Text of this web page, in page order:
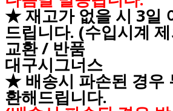
★ 재고가 없을 시 3일
드립니다. (수입시계
교환 / 반품
대구시그너스
★ 배송시 파손된 경우
환해드립니다.